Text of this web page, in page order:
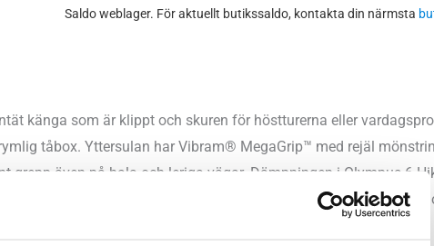
Dam
Saldo weblager. För aktuellt butikssaldo, kontakta din närmsta
känga som är klippt och skuren för höstturerna eller
tåbox. Yttersulan har Vibram® MegaGrip™ med rejäl
även på hala och leriga vägar. Dämpningen i Olympus 6
tjock mellansula under hälen och framfoten har du